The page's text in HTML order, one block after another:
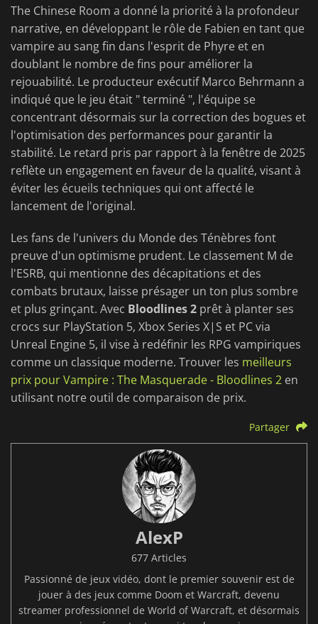
The Chinese Room a donné la priorité à la profondeur
narrative, en développant le rôle de Fabien en tant que
vampire au sang fin dans l'esprit de Phyre et en
doublant le nombre de fins pour améliorer la
rejouabilité. Le producteur exécutif Marco Behrmann a
indiqué que le jeu était " terminé ", l'équipe se
concentrant désormais sur la correction des bogues et
l'optimisation des performances pour garantir la
stabilité. Le retard pris par rapport à la fenêtre de 2025
reflète un engagement en faveur de la qualité, visant à
éviter les écueils techniques qui ont affecté le
lancement de l'original.
Les fans de l'univers du Monde des Ténèbres font
preuve d'un optimisme prudent. Le classement M de
l'ESRB, qui mentionne des décapitations et des
combats brutaux, laisse présager un ton plus sombre
et plus grinçant. Avec Bloodlines 2 prêt à planter ses
crocs sur PlayStation 5, Xbox Series X|S et PC via
Unreal Engine 5, il vise à redéfinir les RPG vampiriques
comme un classique moderne. Trouver les meilleurs
prix pour Vampire : The Masquerade - Bloodlines 2 en
utilisant notre outil de comparaison de prix.
Partager
AlexP
677 Articles
Passionné de jeux vidéo, dont le premier souvenir est de
jouer à des jeux comme Doom et Warcraft, devenu
streamer professionnel de World of Warcraft, et désormais